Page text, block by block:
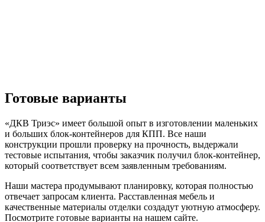
Готовые варианты
«ДКВ Триэс» имеет большой опыт в изготовлении маленьких
и больших блок-контейнеров для КПП. Все наши
конструкции прошли проверку на прочность, выдержали
тестовые испытания, чтобы заказчик получил блок-контейнер,
который соответствует всем заявленным требованиям.
Наши мастера продумывают планировку, которая полностью
отвечает запросам клиента. Расставленная мебель и
качественные материалы отделки создадут уютную атмосферу.
Посмотрите готовые варианты на нашем сайте.